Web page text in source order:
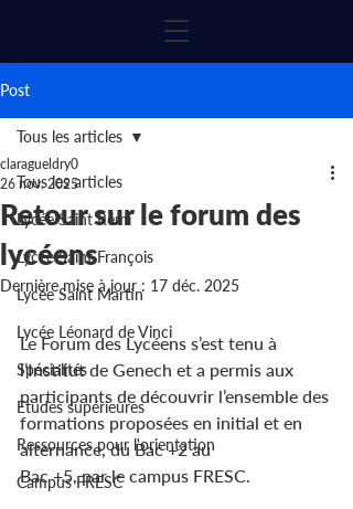
Post
Tous les articles
Lycée Saint Rémi
Lycée Saint François
Lycée Saint Martin
Lycée Léonard de Vinci
Spécialités
Etudes supérieures
Ressources pour l'orientation
Campus FRESC
Tous les articles
Retour sur le forum des
lycéens
claragueldry0
26 nov. 2025
Dernière mise à jour : 17 déc. 2025
Le Forum des Lycéens s’est tenu à
l’Institut de Genech et a permis aux
participants de découvrir l’ensemble des
formations proposées en initial et en
alternance, du Bac +2 au
Bac +5, par le campus FRESC.